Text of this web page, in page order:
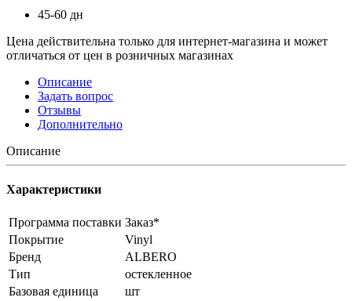
45-60 дн
Цена действительна только для интернет-магазина и может
отличаться от цен в розничных магазинах
Описание
Задать вопрос
Отзывы
Дополнительно
Описание
Характеристики
Программа поставки Заказ*
Покрытие
Vinyl
Бренд
ALBERO
Тип
остекленное
Базовая единица
шт